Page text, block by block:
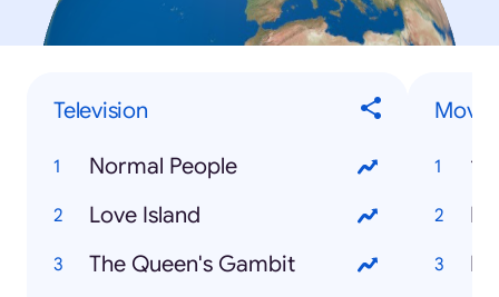
Television
Normal People
Love Island
The Queen's Gambit